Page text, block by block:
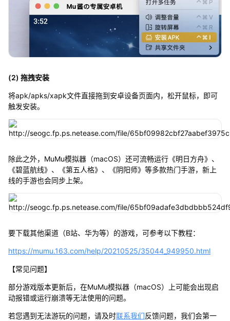
(2) 拖拽安装
将apk/apks/xapk文件直接拖到安卓设备页面内，松开鼠标，即可
触发安装。
除此之外，MuMu模拟器（macOS）还可流畅运行《明日方舟》、
《碧蓝航线》、《第五人格》、《阴阳师》等多款热门手游，新上
线的手游也会同步上架。
要下载其他渠道（B站、华为等）的游戏，可参考以下教程：
https://mumu.163.com/help/20210525/35044_949950.html
【常见问题】
部分游戏版本更新后，在MuMu模拟器（macOS）上可能会出现启
动报错或运行崩溃等无法使用的问题。
若您遇到无法游玩的问题，请及时联系我们反馈问题，我们会第一